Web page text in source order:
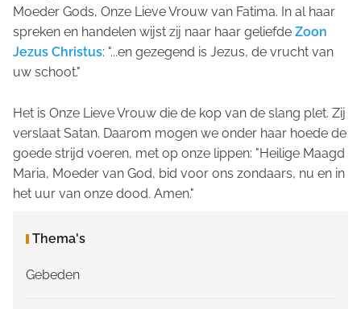
Moeder Gods, Onze Lieve Vrouw van Fatima. In al haar
spreken en handelen wijst zij naar haar geliefde Zoon
Jezus Christus: "...en gezegend is Jezus, de vrucht van
uw schoot."
Het is Onze Lieve Vrouw die de kop van de slang plet. Zij
verslaat Satan. Daarom mogen we onder haar hoede de
goede strijd voeren, met op onze lippen: "Heilige Maagd
Maria, Moeder van God, bid voor ons zondaars, nu en in
het uur van onze dood. Amen."
Thema's
Gebeden